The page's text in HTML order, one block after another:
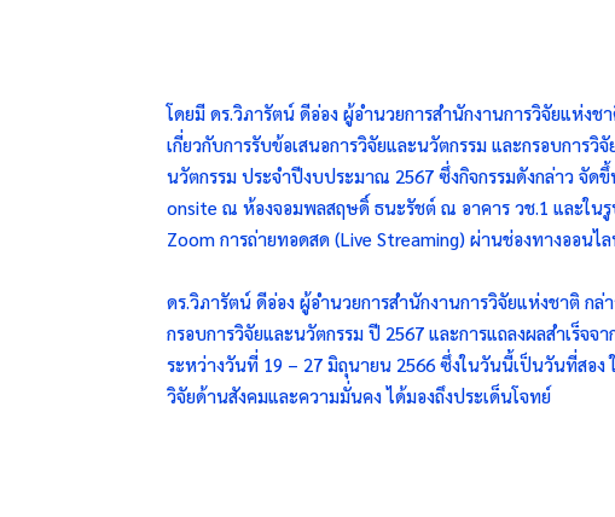
โดยมี ดร.วิภารัตน์ ดีอ่อง ผู้อำนวยการสำนักงานการวิจัยแห่ง
เกี่ยวกับการรับข้อเสนอการวิจัยและนวัตกรรม และกรอบการ
นวัตกรรม ประจำปีงบประมาณ 2567 ซึ่งกิจกรรมดังกล่าว จั
onsite ณ ห้องจอมพลสฤษดิ์ ธนะรัชต์ ณ อาคาร วช.1 และใน
Zoom การถ่ายทอดสด (Live Streaming) ผ่านช่องทางออนไ
ดร.วิภารัตน์ ดีอ่อง ผู้อำนวยการสำนักงานการวิจัยแห่งชาติ กล่
กรอบการวิจัยและนวัตกรรม ปี 2567 และการแถลงผลสำเร็จจ
ระหว่างวันที่ 19 – 27 มิถุนายน 2566 ซึ่งในวันนี้เป็นวันที่สอ
วิจัยด้านสังคมและความมั่นคง ได้มองถึงประเด็นโจทย์